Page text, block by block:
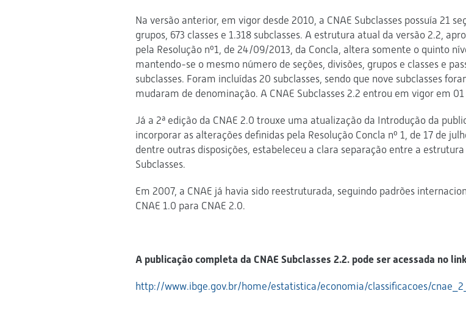
Na versão anterior, em vigor desde 2010, a CNAE Subclasses possuía 21
grupos, 673 classes e 1.318 subclasses. A estrutura atual da versão 2.2,
pela Resolução nº1, de 24/09/2013, da Concla, altera somente o quinto
mantendo-se o mesmo número de seções, divisões, grupos e classes e
subclasses. Foram incluídas 20 subclasses, sendo que nove subclasses
mudaram de denominação. A CNAE Subclasses 2.2 entrou em vigor em
Já a 2ª edição da CNAE 2.0 trouxe uma atualização da Introdução da
incorporar as alterações definidas pela Resolução Concla nº 1, de 17 de
dentre outras disposições, estabeleceu a clara separação entre a estrutura
Subclasses.
Em 2007, a CNAE já havia sido reestruturada, seguindo padrões
CNAE 1.0 para CNAE 2.0.
A publicação completa da CNAE Subclasses 2.2. pode ser acessada no
http://www.ibge.gov.br/home/estatistica/economia/classificacoes/